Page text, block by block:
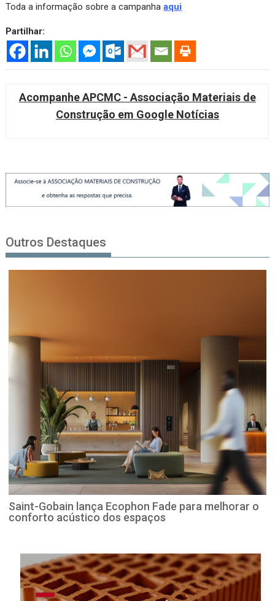
Toda a informação sobre a campanhaaqui
Partilhar:
Acompanhe APCMC - Associação Materiais de
Construção em Google Notícias
Outros Destaques
Saint-Gobain lança Ecophon Fade para melhorar o
conforto acústico dos espaços